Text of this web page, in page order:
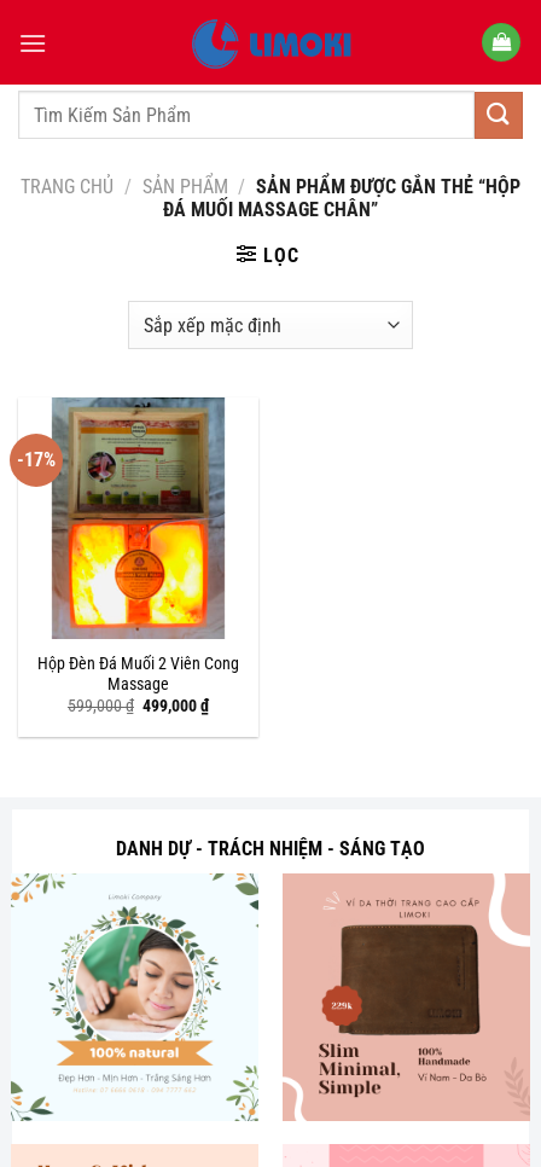
qua
dungTìm
TRANG CHỦ / SẢN PHẨM / SẢN PHẨM ĐƯỢC GẮN THẺ “HỘP
ĐÁ MUỐI MASSAGE CHÂN”
LỌC
-17%
Hộp Đèn Đá Muối 2 Viên Cong
Massage
599,000₫ Giá
là:
499,000₫Giá
hiện
tại
DANH DỰ - TRÁCH NHIỆM - SÁNG TẠO